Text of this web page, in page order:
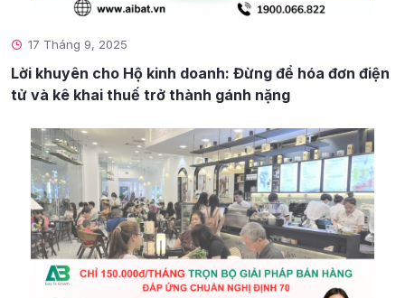
17 Tháng 9, 2025
Lời khuyên cho Hộ kinh doanh: Đừng để hóa đơn điện
tử và kê khai thuế trở thành gánh nặng